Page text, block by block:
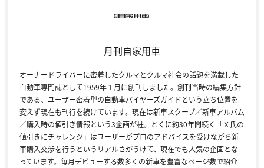
月刊自家用車
オーナードライバーに密着したクルマとクルマ社会の話題を満載した
自動車専門誌として1959年１月に創刊しました。創刊当時の編集方針
である、ユーザー密着型の自動車バイヤーズガイドという立ち位置を
変えず現在も刊行を続けています。現在は新車スクープ／新車アルバム
／購入時の値引き情報という3企画が柱。とくに約30年間続く「Ｘ氏の
値引きにチャレンジ」はユーザーがプロのアドバイスを受けながら新
車購入交渉を行うというリアルさがうけて、現在でも人気の企画とな
っています。毎月デビューする数多くの新車を豊富なページ数で紹介